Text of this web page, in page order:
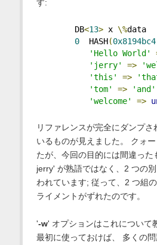
す:
DB<13> x \%data
0 HASH(0x8194bc4
'Hello World'
'jerry'
=>
'this'
=>
'tom'
=>
'and'
'welcome'
=>
リファレンスが完全にダンプさ
いるものが見えました。 クォ
たが、今回の目的には間違った
jerry' が熟語ではなく、2 つの
われています; 従って、2 つ組
ライメントがずれたのです。
'-w' オプションはこれについて
最初に使っておけば、 多くの